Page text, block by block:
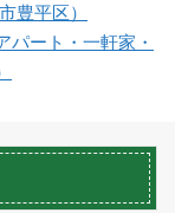
豊平区）
パート・一軒家・